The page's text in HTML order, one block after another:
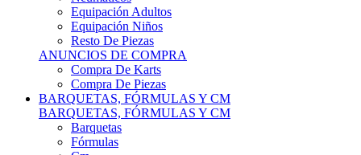
Equipación Adultos
Equipación Niños
Resto De Piezas
ANUNCIOS DE COMPRA
Compra De Karts
Compra De Piezas
BARQUETAS, FÓRMULAS Y CM
BARQUETAS, FÓRMULAS Y CM
Barquetas
Fórmulas